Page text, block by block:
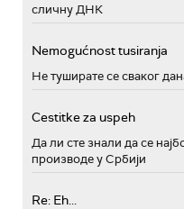
сличну ДНК
Nemogućnost tusiranja
Не туширате се сваког
Cestitke za uspeh
Да ли сте знали да се
производе у Србији
Re: Eh...